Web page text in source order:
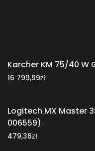
Karcher KM 75/40 W
16 799,99zł
Logitech MX Master
006559)
479,36zł